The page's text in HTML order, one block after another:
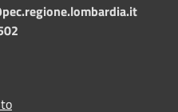
regione.lombardia.it